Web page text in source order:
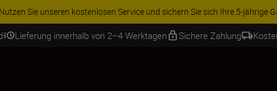
Z-Obj...Weitere Informationen
Lieferung innerhalb von 2–4 Werktagen Sichere Zahlung